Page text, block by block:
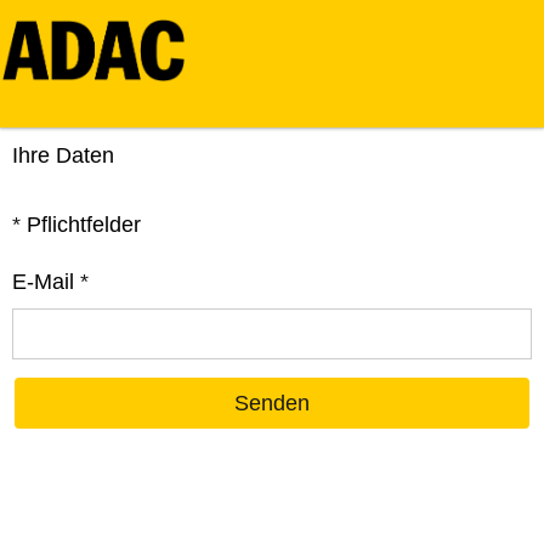
Ihre Daten
* Pflichtfelder
E-Mail *
Senden